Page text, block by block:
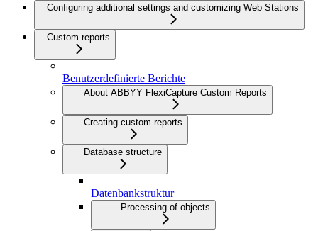
Configuring additional settings and customizing Web Stations
Custom reports
Benutzerdefinierte Berichte
About ABBYY FlexiCapture Custom Reports
Creating custom reports
Database structure
Datenbankstruktur
Processing of objects